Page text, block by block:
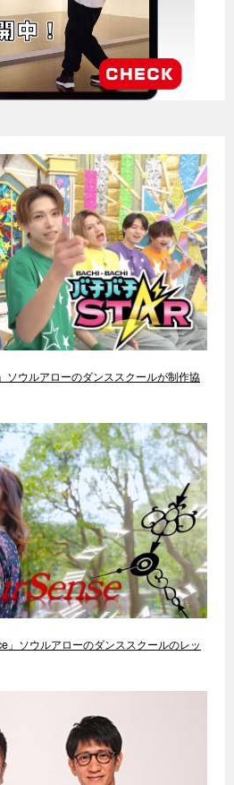
ソウルアローのダンススクールが制作協
」ソウルアローのダンススクールのレッ